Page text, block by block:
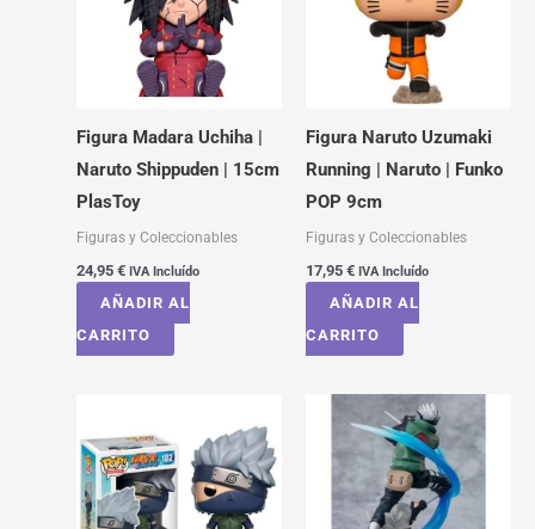
Figura Madara Uchiha |
Naruto Shippuden | 15cm
PlasToy
Figuras y Coleccionables
24,95 € IVA Incluído
AÑADIR AL
CARRITO
Figura Naruto Uzumaki
Running | Naruto | Funko
POP 9cm
Figuras y Coleccionables
17,95 € IVA Incluído
AÑADIR AL
CARRITO